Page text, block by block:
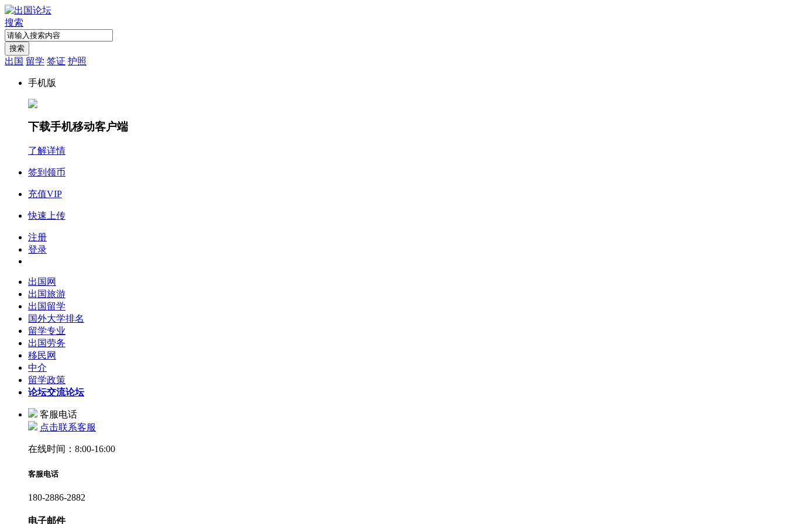
搜索
搜索
出国 留学 签证 护照
手机版
下载手机移动客户端
了解详情
签到领币
充值VIP
快速上传
注册
登录
出国网
出国旅游
出国留学
国外大学排名
留学专业
出国劳务
移民网
中介
留学政策
论坛交流论坛
客服电话
点击联系客服
在线时间：8:00-16:00
客服电话
180-2886-2882
电子邮件